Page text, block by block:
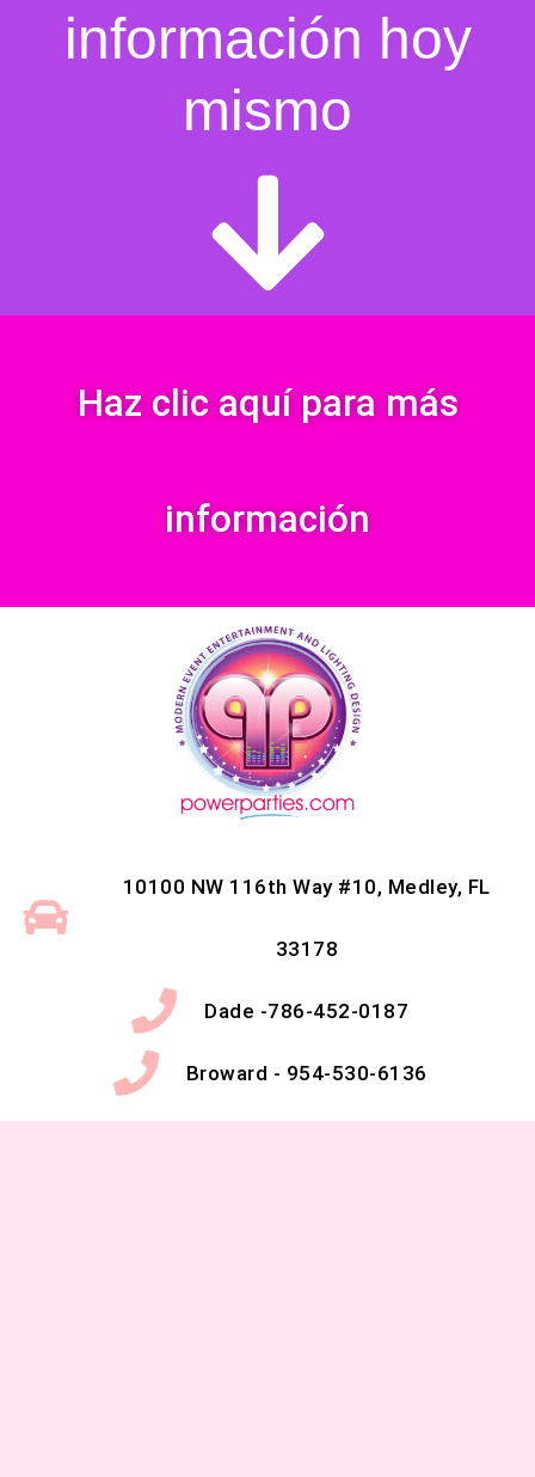
información hoy
mismo
Haz clic aquí para más
información
10100 NW 116th Way #10, Medley, FL
33178
Dade -786-452-0187
Broward - 954-530-6136